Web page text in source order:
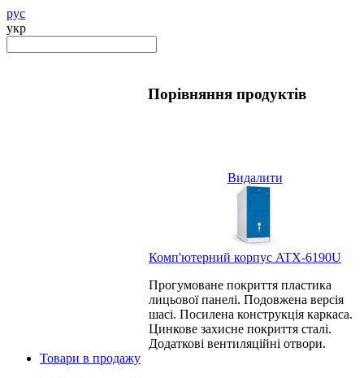
рус
укр
Товари в продажу
Порівняння продуктів
Видалити
Комп'ютерний корпус ATX-6190U
Прогумоване покриття пластика
лицьової панелі. Подовжена версія
шасі. Посилена конструкція каркаса.
Цинкове захисне покриття сталі.
Додаткові вентиляційні отвори.